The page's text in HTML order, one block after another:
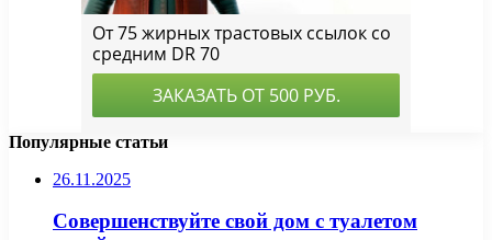
Популярные статьи
26.11.2025
Совершенствуйте свой дом с туалетом